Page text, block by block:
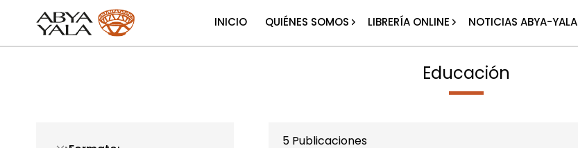
INICIO QUIÉNES SOMOS LIBRERÍA ONLINE NOTICIAS ABYA-YALA
Educación
5Publicaciones